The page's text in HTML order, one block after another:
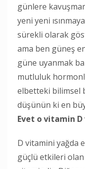
günlere
yeni yeni
sürekli olarak
ama ben güneş
güne uyanmak
mutluluk
elbetteki bilimsel
düşünün ki en
Evet o vitamin
D vitamini yağda
güçlü etkileri